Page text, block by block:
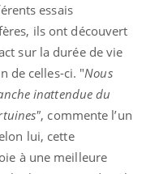
essais
ils ont découvert
sur la durée de vie
de celles-ci. "Nous
inattendue du
, commente l’un
lui, cette
à une meilleure